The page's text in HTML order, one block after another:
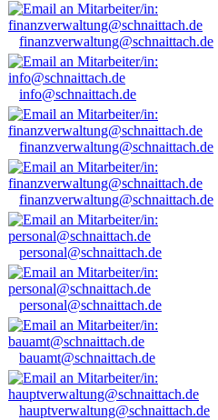
finanzverwaltung@schnaittach.de
info@schnaittach.de
finanzverwaltung@schnaittach.de
finanzverwaltung@schnaittach.de
personal@schnaittach.de
personal@schnaittach.de
bauamt@schnaittach.de
hauptverwaltung@schnaittach.de